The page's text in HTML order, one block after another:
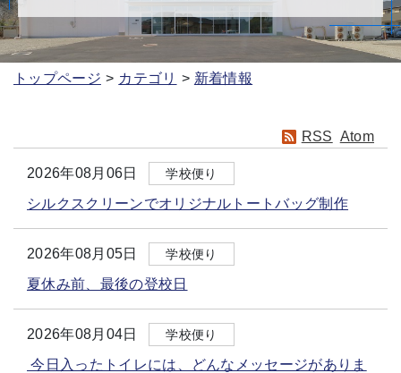
トップページ カテゴリ 新着情報
RSS Atom
2026年08月06日 学校便り
シルクスクリーンでオリジナルトートバッグ制作
2026年08月05日 学校便り
夏休み前、最後の登校日
2026年08月04日 学校便り
今日入ったトイレには、どんなメッセージがありま